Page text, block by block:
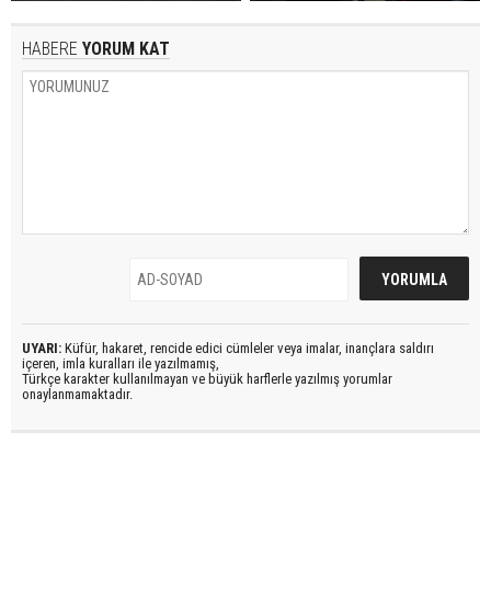
HABERE YORUM KAT
UYARI: Küfür, hakaret, rencide edici cümleler veya imalar, inançlara saldırı
içeren, imla kuralları ile yazılmamış,
Türkçe karakter kullanılmayan ve büyük harflerle yazılmış yorumlar
onaylanmamaktadır.